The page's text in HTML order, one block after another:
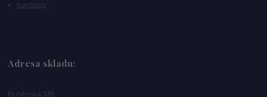
Kontakty
Adresa skladu:
Brněnská 339